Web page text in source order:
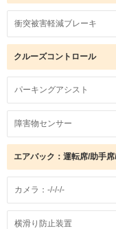
衝突被害軽減ブレーキ
クルーズコントロール
パーキングアシスト
障害物センサー
エアバック：運転席/助手席
カメラ：-/-/-/-
横滑り防止装置